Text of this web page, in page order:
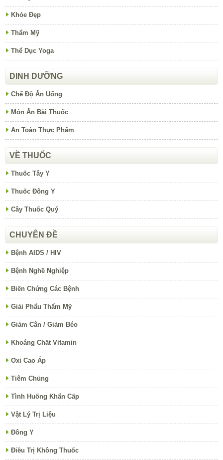
Khỏe Đẹp
Thẩm Mỹ
Thể Dục Yoga
DINH DƯỠNG
Chế Độ Ăn Uống
Món Ăn Bài Thuốc
An Toàn Thực Phẩm
VỀ THUỐC
Thuốc Tây Y
Thuốc Đông Y
Cây Thuốc Quý
CHUYÊN ĐỀ
Bệnh AIDS / HIV
Bệnh Nghề Nghiệp
Biến Chứng Các Bệnh
Giải Phẩu Thẩm Mỹ
Giảm Cân / Giảm Béo
Khoáng Chất Vitamin
Oxi Cao Áp
Tiêm Chủng
Tình Huống Khẩn Cấp
Vật Lý Trị Liệu
Đông Y
Điều Trị Không Thuốc